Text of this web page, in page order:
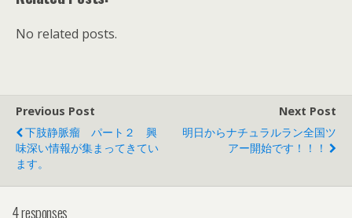
No related posts.
Previous Post
下肢静脈瘤 パート２ 興
味深い情報が集まってきてい
ます。
Next Post
明日からナチュラルラン全国ツ
アー開始です！！！
4 responses